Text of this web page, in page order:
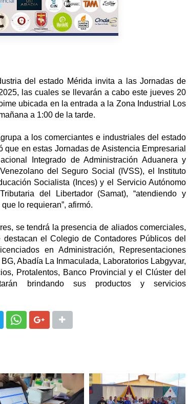
del estado Mérida invita a las Jornadas de
las cuales se llevarán a cabo este jueves 20
ubicada en la entrada a la Zona Industrial Los
a 1:00 de la tarde.
a los comerciantes e industriales del estado
que en estas Jornadas de Asistencia Empresarial
Integrado de Administración Aduanera y
del Seguro Social (IVSS), el Instituto
Socialista (Inces) y el Servicio Autónomo
del Libertador (Samat), “atendiendo y
lo requieran”, afirmó.
se tendrá la presencia de aliados comerciales,
el Colegio de Contadores Públicos del
en Administración, Representaciones
Abadía La Inmaculada, Laboratorios Labgyvar,
Protalentos, Banco Provincial y el Clúster del
brindando sus productos y servicios